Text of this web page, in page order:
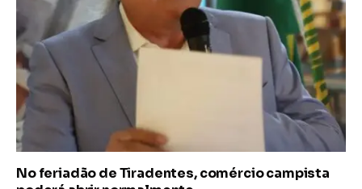
No feriadão de Tiradentes, comércio campista